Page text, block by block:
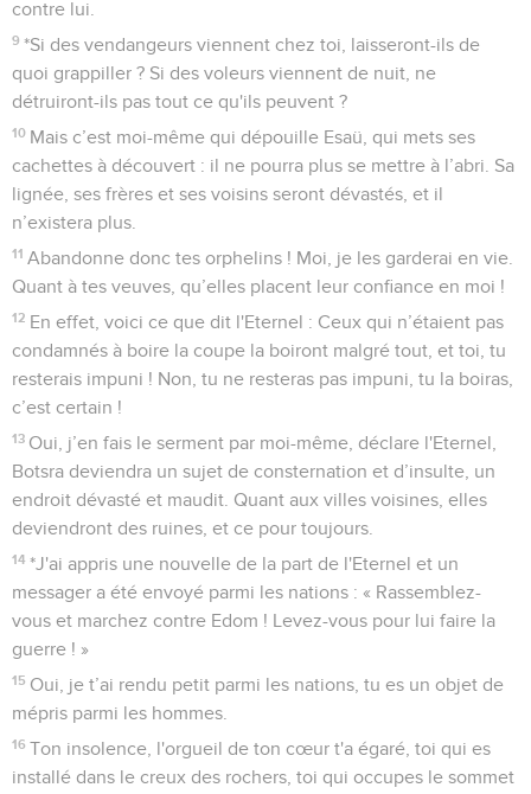
contre lui.
9 *Si des vendangeurs viennent chez toi, laisseront-ils de
quoi grappiller ? Si des voleurs viennent de nuit, ne
détruiront-ils pas tout ce qu'ils peuvent ?
10 Mais c’est moi-même qui dépouille Esaü, qui mets ses
cachettes à découvert : il ne pourra plus se mettre à l’abri. Sa
lignée, ses frères et ses voisins seront dévastés, et il
n’existera plus.
11 Abandonne donc tes orphelins ! Moi, je les garderai en vie.
Quant à tes veuves, qu’elles placent leur confiance en moi !
12 En effet, voici ce que dit l'Eternel : Ceux qui n’étaient pas
condamnés à boire la coupe la boiront malgré tout, et toi, tu
resterais impuni ! Non, tu ne resteras pas impuni, tu la boiras,
c’est certain !
13 Oui, j’en fais le serment par moi-même, déclare l'Eternel,
Botsra deviendra un sujet de consternation et d’insulte, un
endroit dévasté et maudit. Quant aux villes voisines, elles
deviendront des ruines, et ce pour toujours.
14 *J'ai appris une nouvelle de la part de l'Eternel et un
messager a été envoyé parmi les nations : « Rassemblez-
vous et marchez contre Edom ! Levez-vous pour lui faire la
guerre ! »
15 Oui, je t’ai rendu petit parmi les nations, tu es un objet de
mépris parmi les hommes.
16 Ton insolence, l'orgueil de ton cœur t'a égaré, toi qui es
installé dans le creux des rochers, toi qui occupes le sommet